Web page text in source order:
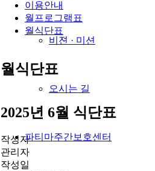
비젼 · 미션
오시는 길
파티마주간보호센터
이용안내
월프로그램표
월식단표
월식단표
2025년 6월 식단표
작성자
관리자
작성일